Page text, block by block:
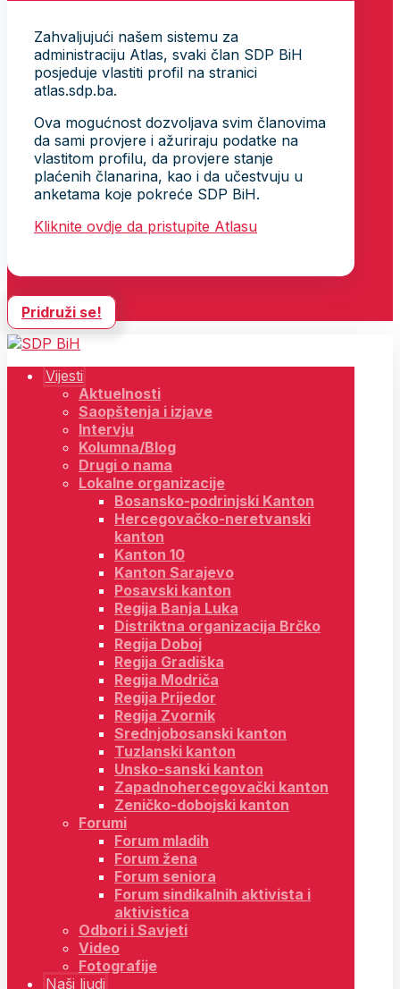
Zahvaljujući našem sistemu za
administraciju Atlas, svaki član SDP BiH
posjeduje vlastiti profil na stranici
atlas.sdp.ba.
Ova mogućnost dozvoljava svim članovima
da sami provjere i ažuriraju podatke na
vlastitom profilu, da provjere stanje
plaćenih članarina, kao i da učestvuju u
anketama koje pokreće SDP BiH.
Kliknite ovdje da pristupite Atlasu
Pridruži se!
Vijesti
Aktuelnosti
Saopštenja i izjave
Intervju
Kolumna/Blog
Drugi o nama
Lokalne organizacije
Bosansko-podrinjski Kanton
Hercegovačko-neretvanski
kanton
Kanton 10
Kanton Sarajevo
Posavski kanton
Regija Banja Luka
Distriktna organizacija Brčko
Regija Doboj
Regija Gradiška
Regija Modriča
Regija Prijedor
Regija Zvornik
Srednjobosanski kanton
Tuzlanski kanton
Unsko-sanski kanton
Zapadnohercegovački kanton
Zeničko-dobojski kanton
Forumi
Forum mladih
Forum žena
Forum seniora
Forum sindikalnih aktivista i
aktivistica
Odbori i Savjeti
Video
Fotografije
Naši ljudi